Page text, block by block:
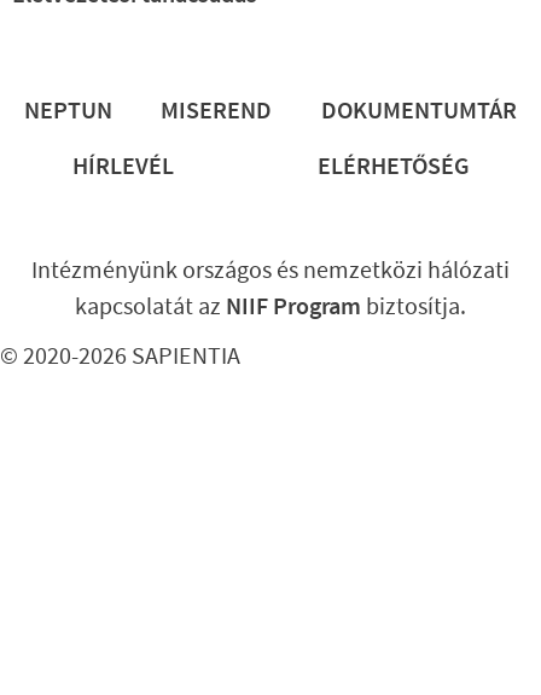
Lábléc
NEPTUN MISEREND
DOKUMENTUMTÁR
HÍRLEVÉL
ELÉRHETŐSÉG
© 2020-2026 SAPIENTIA
Intézményünk országos és nemzetközi hálózati
kapcsolatát az NIIF Program biztosítja.